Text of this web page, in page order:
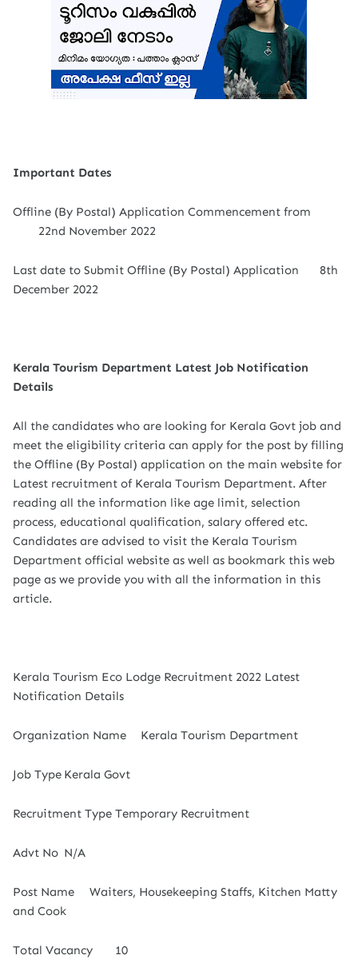
Important Dates
Offline (By Postal) Application Commencement from
22nd November 2022
Last date to Submit Offline (By Postal) Application
8th
December 2022
Kerala Tourism Department Latest Job Notification
Details
All the candidates who are looking for Kerala Govt job and
meet the eligibility criteria can apply for the post by filling
the Offline (By Postal) application on the main website for
Latest recruitment of Kerala Tourism Department. After
reading all the information like age limit, selection
process, educational qualification, salary offered etc.
Candidates are advised to visit the Kerala Tourism
Department official website as well as bookmark this web
page as we provide you with all the information in this
article.
Kerala Tourism Eco Lodge Recruitment 2022 Latest
Notification Details
Organization Name Kerala Tourism Department
Job Type Kerala Govt
Recruitment Type Temporary Recruitment
Advt No N/A
Post Name
Waiters, Housekeeping Staffs, Kitchen Matty
and Cook
Total Vacancy 10